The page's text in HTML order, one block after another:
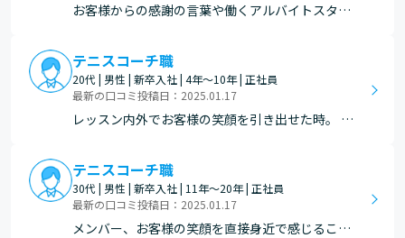
お客様からの感謝の言葉や働くアルバイトスタッ
をしているので、スタッフが評価された時は嬉し
い。
テニスコーチ職
20代 | 男性 | 新卒入社 | 4年～10年 | 正社員
最新の口コミ投稿日：2025.01.17
レッスン内外でお客様の笑顔を引き出せた時。 仕
ら元気出た、と言われた時。
テニスコーチ職
30代 | 男性 | 新卒入社 | 11年～20年 | 正社員
最新の口コミ投稿日：2025.01.17
メンバー、お客様の笑顔を直接身近で感じること